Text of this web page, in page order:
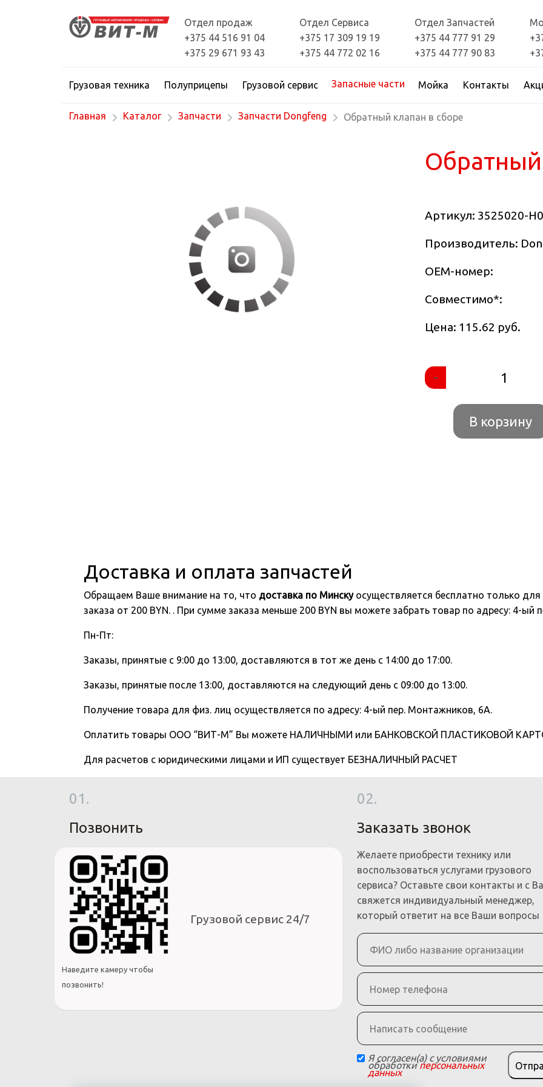
Отдел продаж
+375 44 516 91 04
+375 29 671 93 43
Отдел Сервиса
+375 17 309 19 19
+375 44 772 02 16
Отдел Запчастей
+375 44 777 91 29
+375 44 777 90 83
Грузовая техника Полуприцепы Грузовой сервис Запасные части Мойка Контакты
Главная Каталог Запчасти Запчасти Dongfeng Обратный клапан в сборе
Артикул: 3525020-
Производитель:
OEM-номер:
Совместимо*:
Цена: 115.62 руб.
-
В корзину
Доставка и оплата запчастей
Обращаем Ваше внимание на то, что доставка по Минскуосуществляется бесплатно только
заказа от 200 BYN. . При сумме заказа меньше 200 BYN вы можете забрать товар по адресу: 4-
Пн-Пт:
Заказы, принятые с 9:00 до 13:00, доставляются в тот же день с 14:00 до 17:00.
Заказы, принятые после 13:00, доставляются на следующий день с 09:00 до 13:00.
Получение товара для физ. лиц осуществляется по адресу: 4-ый пер. Монтажников, 6А.
Оплатить товары ООО “ВИТ-М” Вы можете НАЛИЧНЫМИ или БАНКОВСКОЙ ПЛАСТИКОВОЙ
Для расчетов с юридическими лицами и ИП существует БЕЗНАЛИЧНЫЙ РАСЧЕТ
01.
Позвонить
Наведите камеру чтобы
позвонить!
Грузовой сервис 24/7
02.
Заказать звонок
Желаете приобрести технику или
воспользоваться услугами грузового
сервиса? Оставьте свои контакты и с
свяжется индивидуальный менеджер,
который ответит на все Ваши вопросы
Я согласен(а) с условиями
обработкиперсональных
данных